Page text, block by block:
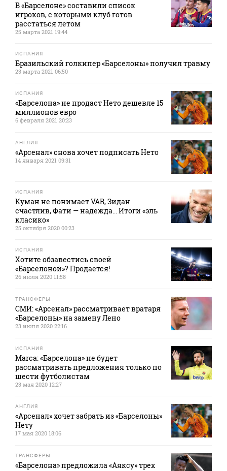
В «Барселоне» составили список
игроков, с которыми клуб готов
расстаться летом
25 марта 2021 19:44
ИСПАНИЯ
Бразильский голкипер «Барселоны» получил травму
23 марта 2021 06:50
ИСПАНИЯ
«Барселона» не продаст Нето дешевле 15
миллионов евро
6 февраля 2021 20:23
АНГЛИЯ
«Арсенал» снова хочет подписать Нето
14 января 2021 09:31
ИСПАНИЯ
Куман не понимает VAR, Зидан
счастлив, Фати — надежда... Итоги «эль
класико»
25 октября 2020 00:23
ИСПАНИЯ
Хотите обзавестись своей
«Барселоной»? Продается!
26 июля 2020 11:58
ТРАНСФЕРЫ
СМИ: «Арсенал» рассматривает вратаря
«Барселоны» на замену Лено
23 июня 2020 22:16
ИСПАНИЯ
Marca: «Барселона» не будет
рассматривать предложения только по
шести футболистам
23 мая 2020 12:27
АНГЛИЯ
«Арсенал» хочет забрать из «Барселоны»
Нету
17 мая 2020 18:06
ТРАНСФЕРЫ
«Барселона» предложила «Аяксу» трех